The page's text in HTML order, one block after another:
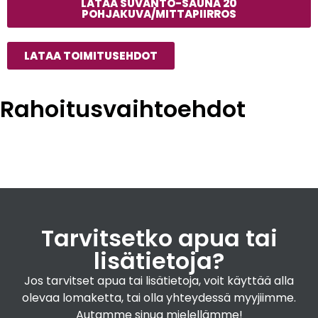
Saunan vesiränni+155,00€
Sami-Saunakaivo+290,00€
Katso lisätiedot
LATAA SUVANTO-SAUNA 20
POHJAKUVA/MITTAPIIRROS
LATAA TOIMITUSEHDOT
Rahoitusvaihtoehdot
Tarvitsetko apua tai
lisätietoja?
Jos tarvitset apua tai lisätietoja, voit käyttää alla
olevaa lomaketta, tai olla yhteydessä myyjiimme.